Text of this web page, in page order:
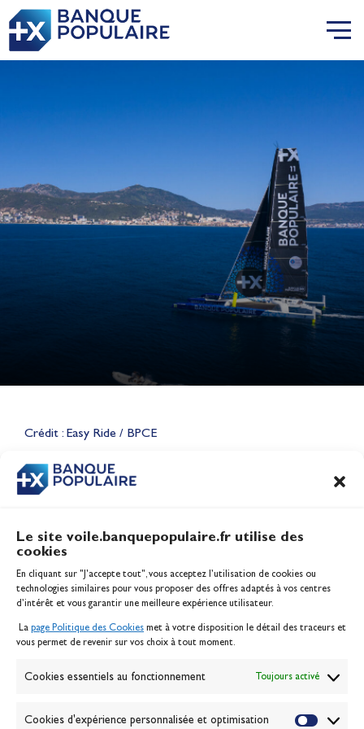
Le site voile.banquepopulaire.fr utilise des
cookies
En cliquant sur "J'accepte tout", vous acceptez l’utilisation de cookies ou
technologies similaires pour vous proposer des offres adaptés à vos centres
d’intérêt et vous garantir une meilleure expérience utilisateur.
La page Politique des Cookies met à votre disposition le détail des traceurs et
vous permet de revenir sur vos choix à tout moment.
Cookies essentiels au fonctionnement Toujours activé
Cookies d'expérience personnalisée et optimisation
Crédit : Easy Ride / BPCE
CONTENU
Lauriane Nolot en or à Long
Jeux Olympiques 2028
Inscription serveur média
Contact
Politique des cookies
Banque de la voile
Passion Voile TV